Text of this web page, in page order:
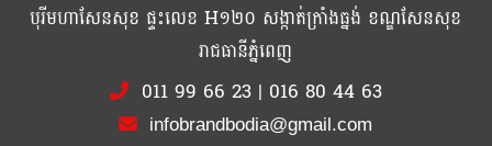
បុរីមហាសែនសុខ ផ្ទះលេខ H១២០ សង្កាត់ក្រាំងធ្នង់ ខណ្ឌសែនសុខ
រាជធានីភ្នំពេញ
011 99 66 23| 016 80 44 63
infobrandbodia@gmail.com